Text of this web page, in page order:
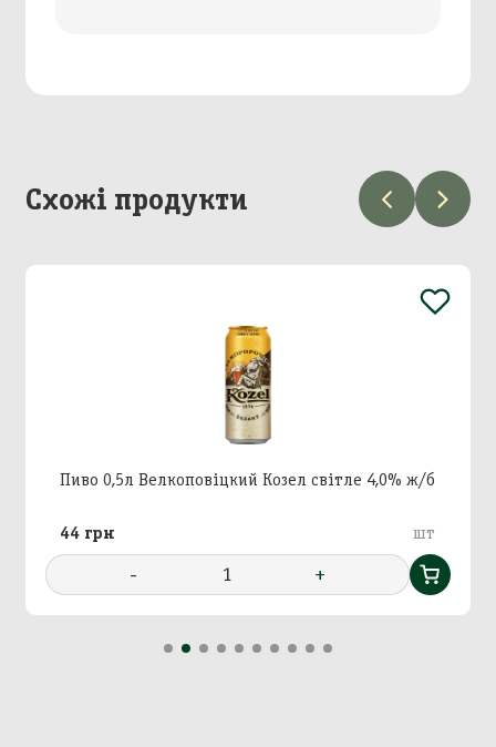
Схожі продукти
Пиво 0,5л Велкоповіцкий Козел світле 4,0% ж/б
44 грн шт
- 1 +
Номер телефону
Далі
Зберегти кошик
Назва кошика
Додавання кошику в